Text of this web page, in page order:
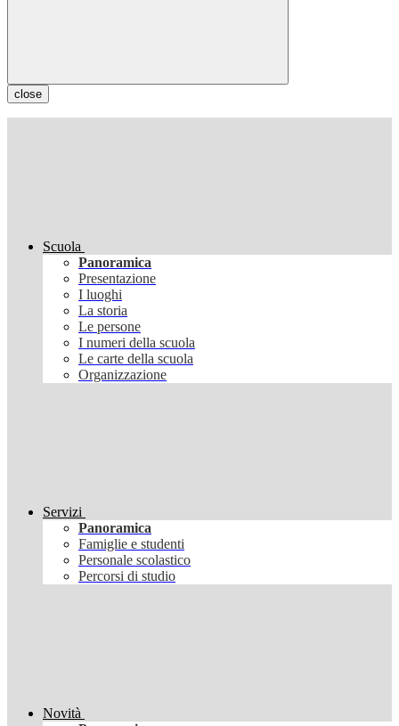
close
Scuola
Panoramica
Presentazione
I luoghi
La storia
Le persone
I numeri della scuola
Le carte della scuola
Organizzazione
Servizi
Panoramica
Famiglie e studenti
Personale scolastico
Percorsi di studio
Novità